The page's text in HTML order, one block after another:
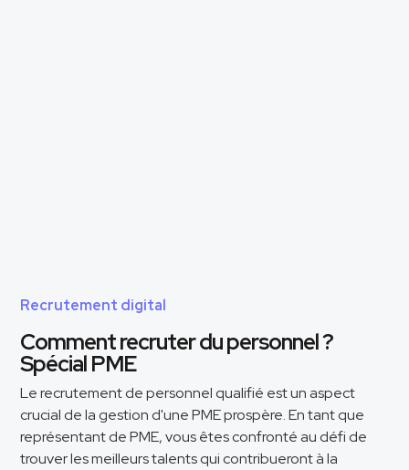
Recrutement digital
Comment recruter du personnel ?
Spécial PME
Le recrutement de personnel qualifié est un aspect
crucial de la gestion d'une PME prospère. En tant que
représentant de PME, vous êtes confronté au défi de
trouver les meilleurs talents qui contribueront à la